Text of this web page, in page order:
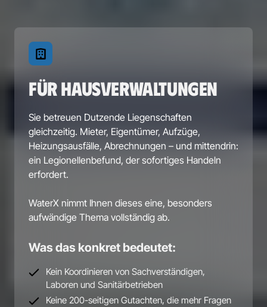
FÜR HAUSVERWALTUNGEN
Sie betreuen Dutzende
gleichzeitig. Mieter, Eigentümer,
Heizungsausfälle, Abrechnungen – und
ein Legionellenbefund, der sofortiges
erfordert.
WaterX nimmt Ihnen dieses eine,
aufwändige Thema vollständig ab.
Was das konkret bedeutet:
Kein Koordinieren von Sachverständigen,
Laboren und Sanitärbetrieben
Keine 200-seitigen Gutachten, die mehr Fragen